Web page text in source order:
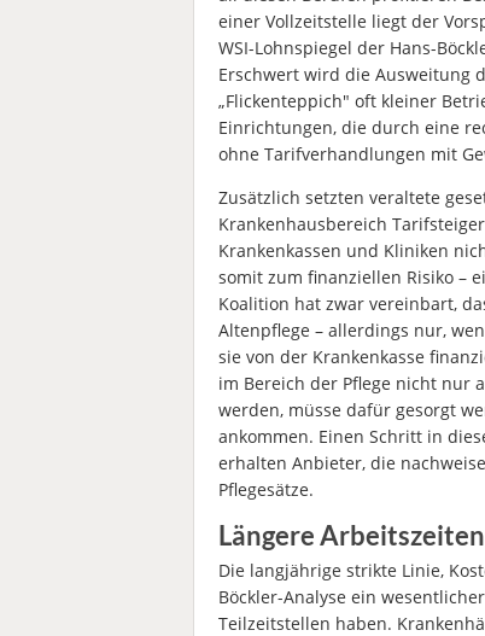
einer Vollzeitstelle liegt der
WSI-Lohnspiegel der Hans-
Erschwert wird die Ausweitung
„Flickenteppich" oft kleiner
Einrichtungen, die durch eine
ohne Tarifverhandlungen mit
Zusätzlich setzten veraltete
Krankenhausbereich
Krankenkassen und Kliniken
somit zum finanziellen Risiko –
Koalition hat zwar vereinbart,
Altenpflege – allerdings nur,
sie von der Krankenkasse
im Bereich der Pflege nicht nur
werden, müsse dafür gesorgt
ankommen. Einen Schritt in
erhalten Anbieter, die
Pflegesätze.
Längere
Die langjährige strikte Linie,
Böckler-Analyse ein
Teilzeitstellen haben.